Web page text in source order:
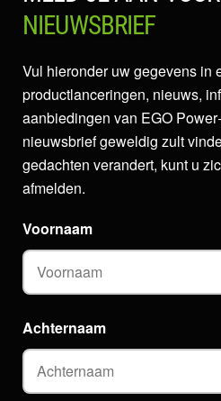
NIEUWSBRIEF
Vul hieronder uw gegevens in
productlanceringen, nieuws,
aanbiedingen van EGO
nieuwsbrief geweldig zult
gedachten verandert, kunt u
afmelden.
Voornaam
Achternaam